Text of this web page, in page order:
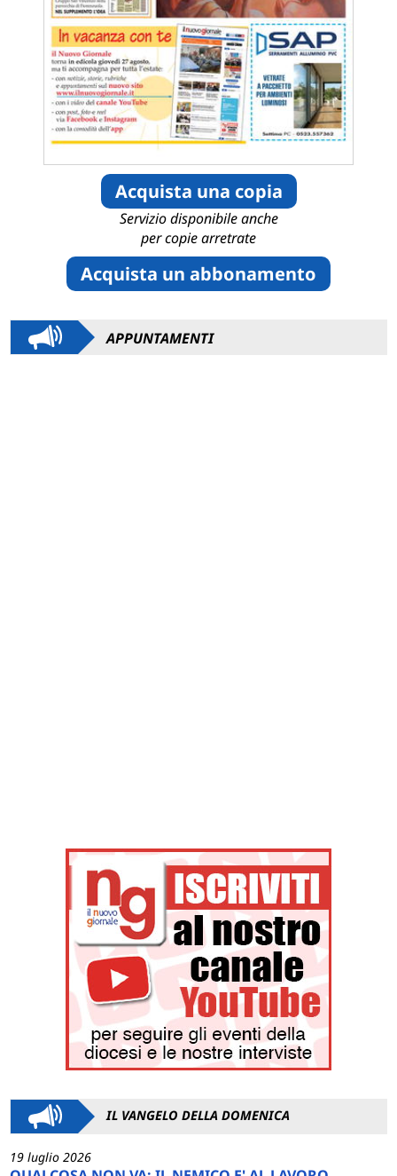
Acquista una copia
Servizio disponibile anche
per copie arretrate
Acquista un abbonamento
APPUNTAMENTI
IL VANGELO DELLA DOMENICA
19 luglio 2026